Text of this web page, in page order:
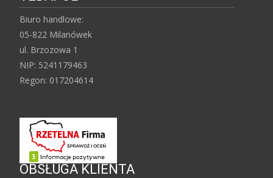
Biuro handlowe:
05-822 Milanówek
ul. Brzozowa 1
NIP: 5241179463
Regon: 017204614
OBSŁUGA KLIENTA